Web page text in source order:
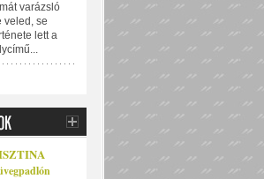
varázsló
veled, se
lett a